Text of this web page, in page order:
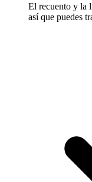
El recuento y la
así que puedes